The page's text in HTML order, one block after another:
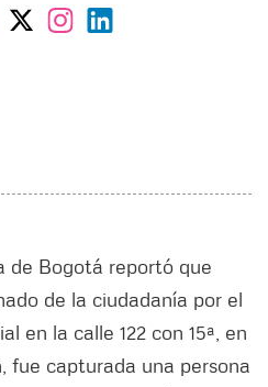
de Bogotá reportó que
de la ciudadanía por el
en la calle 122 con 15ª, en
fue capturada una persona